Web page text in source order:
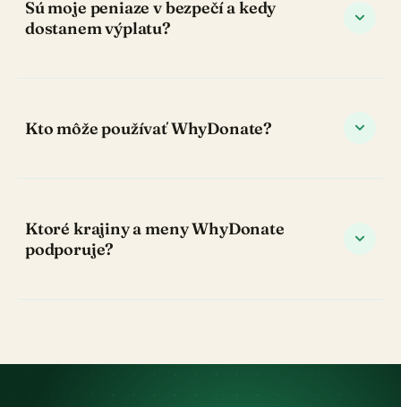
Sú moje peniaze v bezpečí a kedy
dostanem výplatu?
expand_more
Kto môže používať WhyDonate? expand_more
Ktoré krajiny a meny WhyDonate
podporuje?
expand_more